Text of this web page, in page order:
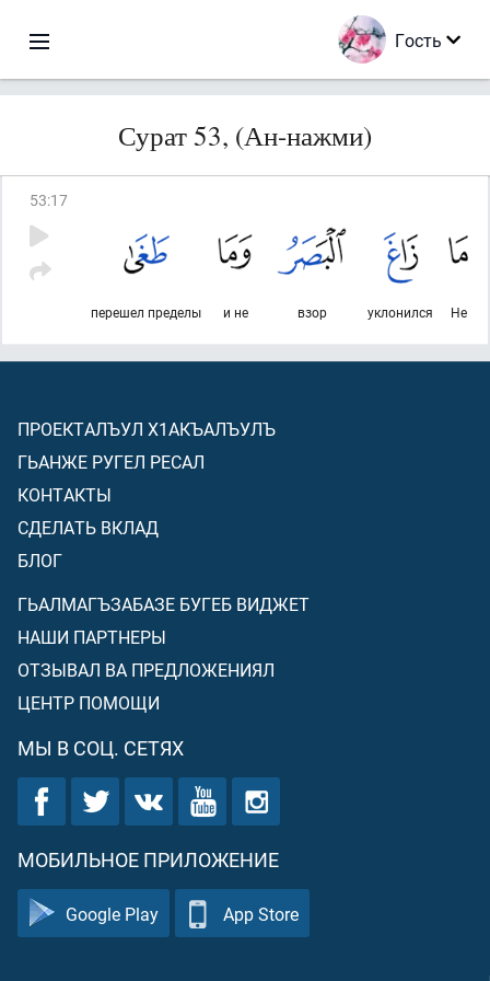
Гость
Сурат 53, (Ан-нажми)
53:17
Не
уклонился
взор
и не
перешел пределы
ПРОЕКТАЛЪУЛ Х1АКЪАЛЪУЛЪ
ГЬАНЖЕ РУГЕЛ РЕСАЛ
КОНТАКТЫ
СДЕЛАТЬ ВКЛАД
БЛОГ
ГЬАЛМАГЪЗАБАЗЕ БУГЕБ ВИДЖЕТ
НАШИ ПАРТНЕРЫ
ОТЗЫВАЛ ВА ПРЕДЛОЖЕНИЯЛ
ЦЕНТР ПОМОЩИ
МЫ В СОЦ. СЕТЯХ
МОБИЛЬНОЕ ПРИЛОЖЕНИЕ
Google Play App Store